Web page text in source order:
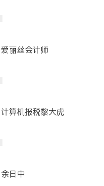
爱丽丝会计师
计算机报税黎大虎
余日中